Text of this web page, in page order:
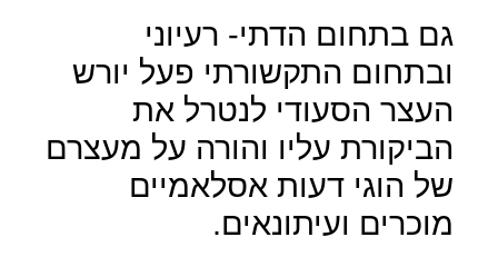
גם בתחום הדתי- רעיוני
ובתחום התקשורתי פעל יורש
העצר הסעודי לנטרל את
הביקורת עליו והורה על מעצרם
של הוגי דעות אסלאמיים
מוכרים ועיתונאים.